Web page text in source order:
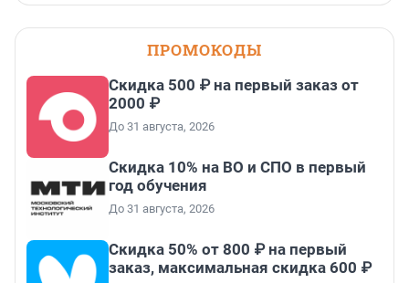
ПРОМОКОДЫ
Скидка 500 ₽ на первый заказ от
2000 ₽
До 31 августа, 2026
Скидка 10% на ВО и СПО в первый
год обучения
До 31 августа, 2026
Скидка 50% от 800 ₽ на первый
заказ, максимальная скидка 600 ₽